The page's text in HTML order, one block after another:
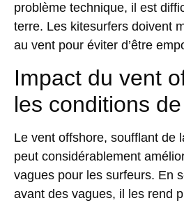
problème technique, il est
terre. Les kitesurfers doivent
au vent pour éviter d’être
Impact du vent
les conditions
Le vent offshore, soufflant de
peut considérablement
vagues pour les surfeurs. En
avant des vagues, il les rend